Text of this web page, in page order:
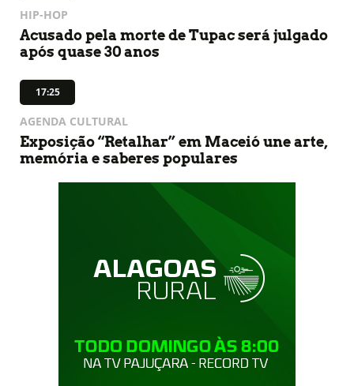
HIP-HOP
Acusado pela morte de Tupac será julgado
após quase 30 anos
17:25
AGENDA CULTURAL
Exposição “Retalhar” em Maceió une arte,
memória e saberes populares